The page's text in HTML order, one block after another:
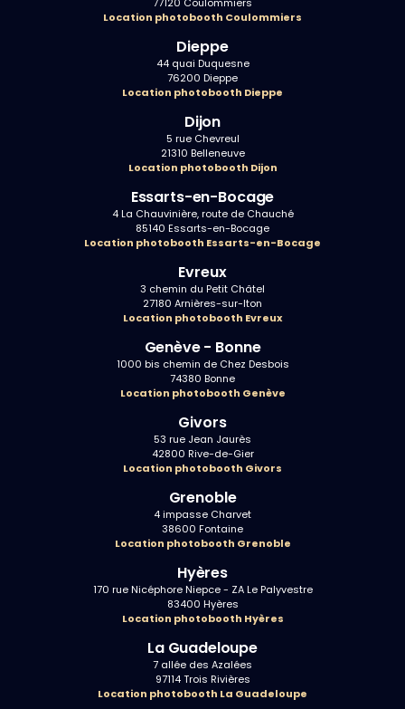
Location photobooth Coulommiers
Dieppe
44 quai Duquesne
76200 Dieppe
Location photobooth Dieppe
Dijon
5 rue Chevreul
21310 Belleneuve
Location photobooth Dijon
Essarts-en-Bocage
4 La Chauvinière, route de Chauché
85140 Essarts-en-Bocage
Location photobooth Essarts-en-Bocage
Evreux
3 chemin du Petit Châtel
27180 Arnières-sur-Iton
Location photobooth Evreux
Genève - Bonne
1000 bis chemin de Chez Desbois
74380 Bonne
Location photobooth Genève
Givors
53 rue Jean Jaurès
42800 Rive-de-Gier
Location photobooth Givors
Grenoble
4 impasse Charvet
38600 Fontaine
Location photobooth Grenoble
Hyères
170 rue Nicéphore Niepce - ZA Le Palyvestre
83400 Hyères
Location photobooth Hyères
La Guadeloupe
7 allée des Azalées
97114 Trois Rivières
Location photobooth La Guadeloupe